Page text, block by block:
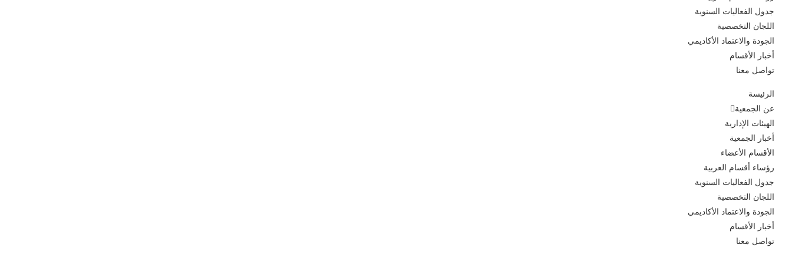
جدول الفعاليات السنوية
اللجان التخصصية
الجودة والاعتماد الأكاديمي
أخبار الأقسام
تواصل معنا
الرئيسة
عن الجمعية
الهيئات الإدارية
أخبار الجمعية
الأقسام الأعضاء
رؤساء أقسام العربية
جدول الفعاليات السنوية
اللجان التخصصية
الجودة والاعتماد الأكاديمي
أخبار الأقسام
تواصل معنا